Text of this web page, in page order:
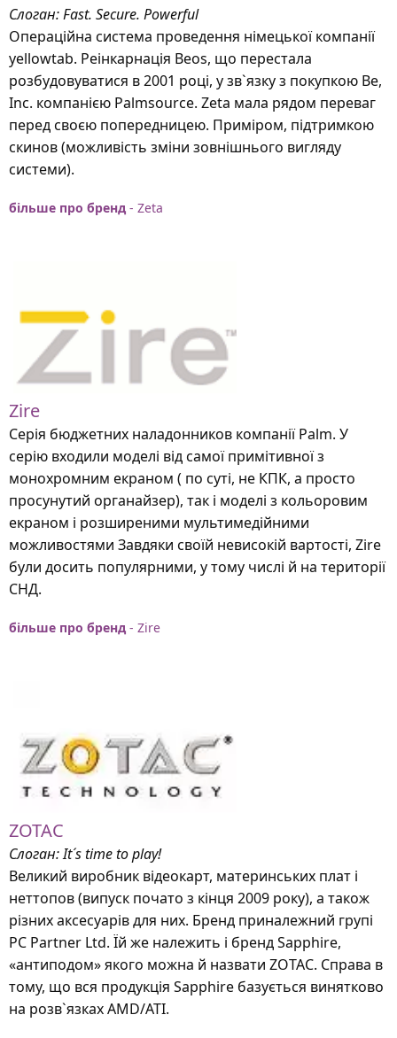
Слоган: Fast. Secure. Powerful
Операційна система проведення німецької компанії
yellowtab. Реінкарнація Beos, що перестала
розбудовуватися в 2001 році, у зв`язку з покупкою Be,
Inc. компанією Palmsource. Zeta мала рядом переваг
перед своєю попередницею. Приміром, підтримкою
скинов (можливість зміни зовнішнього вигляду
системи).
більше про бренд - Zeta
Zire
Серія бюджетних наладонников компанії Palm. У
серію входили моделі від самої примітивної з
монохромним екраном ( по суті, не КПК, а просто
просунутий органайзер), так і моделі з кольоровим
екраном і розширеними мультимедійними
можливостями Завдяки своїй невисокій вартості, Zire
були досить популярними, у тому числі й на території
СНД.
більше про бренд - Zire
ZOTAC
Слоган: It´s time to play!
Великий виробник відеокарт, материнських плат і
неттопов (випуск почато з кінця 2009 року), а також
різних аксесуарів для них. Бренд приналежний групі
PC Partner Ltd. Їй же належить і бренд Sapphire,
«антиподом» якого можна й назвати ZOTAC. Справа в
тому, що вся продукція Sapphire базується винятково
на розв`язках AMD/ATI.